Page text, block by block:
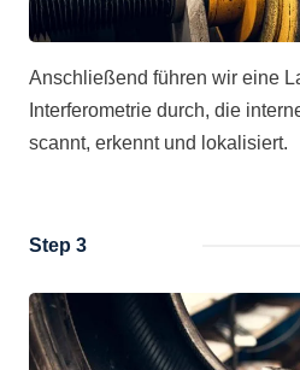
Anschließend führen wir eine
Interferometrie durch, die
scannt, erkennt und lokalisiert.
Step 3